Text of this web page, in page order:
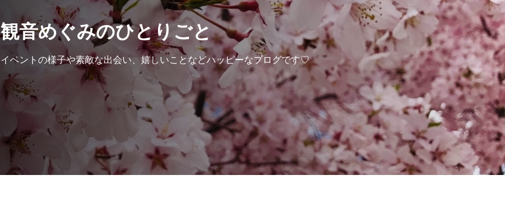
観音めぐみのひとりごと
イベントの様子や素敵な出会い、嬉しいことなどハッピーなブログです♡